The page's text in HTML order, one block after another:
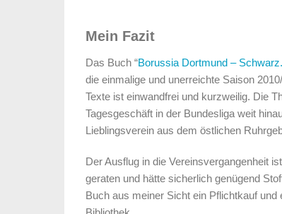
Mein Fazit
Das Buch “Borussia Dortmund –
die einmalige und unerreichte Saison
Texte ist einwandfrei und kurzweilig. Die
Tagesgeschäft in der Bundesliga weit
Lieblingsverein aus dem östlichen
Der Ausflug in die Vereinsvergangenheit
geraten und hätte sicherlich genügend
Buch aus meiner Sicht ein Pflichtkauf